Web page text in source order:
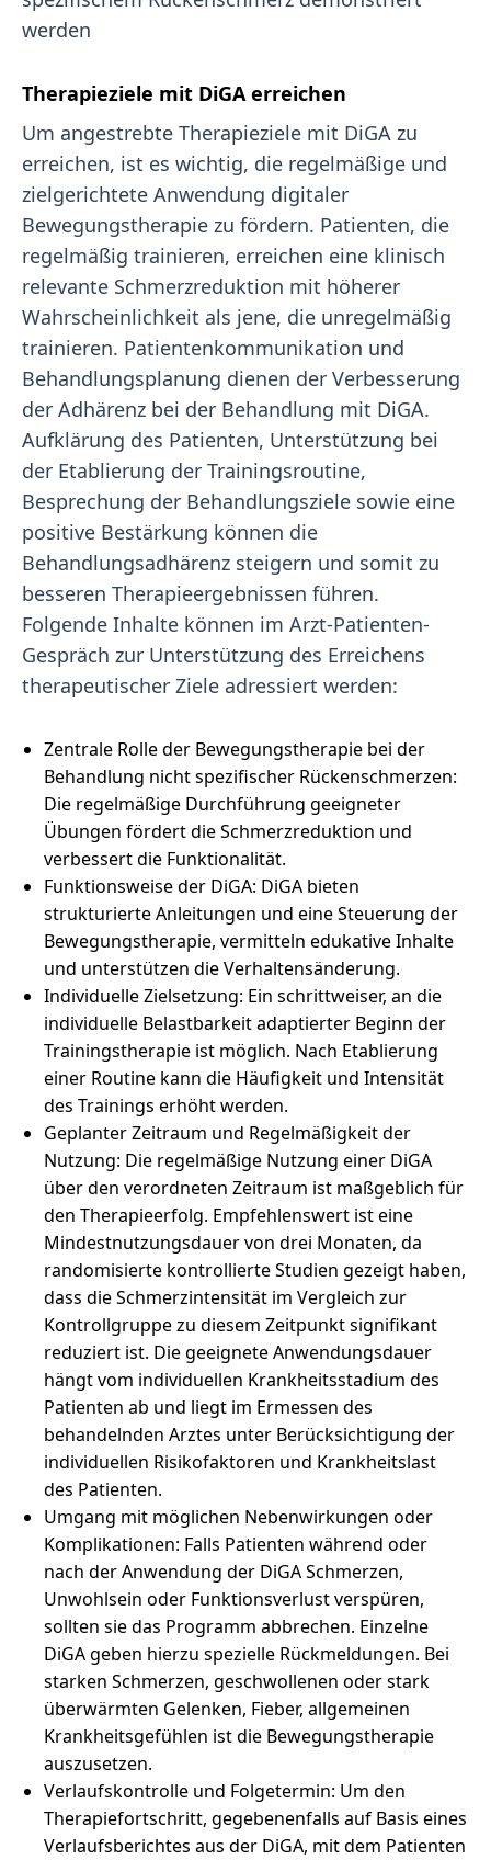
werden
Therapieziele mit DiGA erreichen
Um angestrebte Therapieziele mit DiGA zu
erreichen, ist es wichtig, die regelmäßige und
zielgerichtete Anwendung digitaler
Bewegungstherapie zu fördern. Patienten, die
regelmäßig trainieren, erreichen eine klinisch
relevante Schmerzreduktion mit höherer
Wahrscheinlichkeit als jene, die unregelmäßig
trainieren. Patientenkommunikation und
Behandlungsplanung dienen der Verbesserung
der Adhärenz bei der Behandlung mit DiGA.
Aufklärung des Patienten, Unterstützung bei
der Etablierung der Trainingsroutine,
Besprechung der Behandlungsziele sowie eine
positive Bestärkung können die
Behandlungsadhärenz steigern und somit zu
besseren Therapieergebnissen führen.
Folgende Inhalte können im Arzt-Patienten-
Gespräch zur Unterstützung des Erreichens
therapeutischer Ziele adressiert werden:
Zentrale Rolle der Bewegungstherapie bei der
Behandlung nicht spezifischer Rückenschmerzen:
Die regelmäßige Durchführung geeigneter
Übungen fördert die Schmerzreduktion und
verbessert die Funktionalität.
Funktionsweise der DiGA: DiGA bieten
strukturierte Anleitungen und eine Steuerung der
Bewegungstherapie, vermitteln edukative Inhalte
und unterstützen die Verhaltensänderung.
Individuelle Zielsetzung: Ein schrittweiser, an die
individuelle Belastbarkeit adaptierter Beginn der
Trainingstherapie ist möglich. Nach Etablierung
einer Routine kann die Häufigkeit und Intensität
des Trainings erhöht werden.
Geplanter Zeitraum und Regelmäßigkeit der
Nutzung: Die regelmäßige Nutzung einer DiGA
über den verordneten Zeitraum ist maßgeblich für
den Therapieerfolg. Empfehlenswert ist eine
Mindestnutzungsdauer von drei Monaten, da
randomisierte kontrollierte Studien gezeigt haben,
dass die Schmerzintensität im Vergleich zur
Kontrollgruppe zu diesem Zeitpunkt signifikant
reduziert ist. Die geeignete Anwendungsdauer
hängt vom individuellen Krankheitsstadium des
Patienten ab und liegt im Ermessen des
behandelnden Arztes unter Berücksichtigung der
individuellen Risikofaktoren und Krankheitslast
des Patienten.
Umgang mit möglichen Nebenwirkungen oder
Komplikationen: Falls Patienten während oder
nach der Anwendung der DiGA Schmerzen,
Unwohlsein oder Funktionsverlust verspüren,
sollten sie das Programm abbrechen. Einzelne
DiGA geben hierzu spezielle Rückmeldungen. Bei
starken Schmerzen, geschwollenen oder stark
überwärmten Gelenken, Fieber, allgemeinen
Krankheitsgefühlen ist die Bewegungstherapie
auszusetzen.
Verlaufskontrolle und Folgetermin: Um den
Therapiefortschritt, gegebenenfalls auf Basis eines
Verlaufsberichtes aus der DiGA, mit dem Patienten